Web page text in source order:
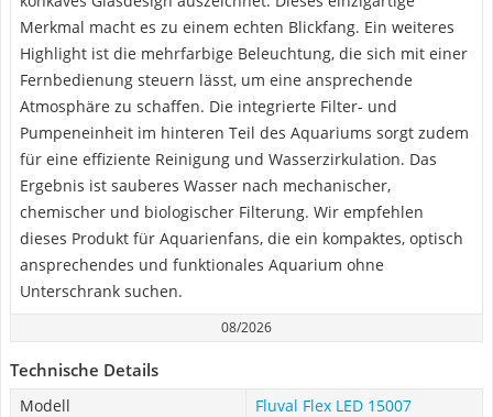
Merkmal macht es zu einem echten Blickfang. Ein weiteres
Highlight ist die mehrfarbige Beleuchtung, die sich mit einer
Fernbedienung steuern lässt, um eine ansprechende
Atmosphäre zu schaffen. Die integrierte Filter- und
Pumpeneinheit im hinteren Teil des Aquariums sorgt zudem
für eine effiziente Reinigung und Wasserzirkulation. Das
Ergebnis ist sauberes Wasser nach mechanischer,
chemischer und biologischer Filterung. Wir empfehlen
dieses Produkt für Aquarienfans, die ein kompaktes, optisch
ansprechendes und funktionales Aquarium ohne
Unterschrank suchen.
08/2026
Technische Details
Modell
Fluval Flex LED 15007